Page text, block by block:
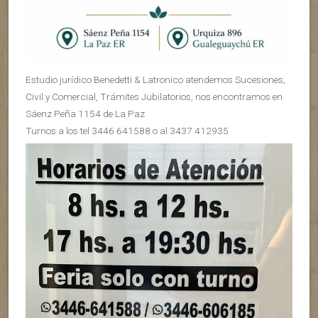
Estudio jurídico Benedetti & Latronico atendemos Sucesiones,
Civil y Comercial, Trámites Jubilatorios, nos encontramos en
Sáenz Peña 1154 de La Paz
Turnos a los tel 3446 641588 o al 3437 412935